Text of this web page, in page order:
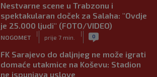
Nestvarne scene u Trabzonu i
spektakularan doček za Salaha: "Ovdje
je 25.000 ljudi" (FOTO/VIDEO)
NOGOMET
|
prije 7 min.
| 0
FK Sarajevo do daljnjeg ne može igrati
domaće utakmice na Koševu: Stadion
ne ispunjava uslove